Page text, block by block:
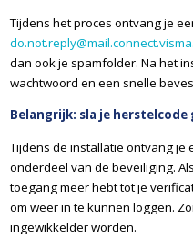
Tijdens het proces ontvang je
dan ook je spamfolder. Na het
wachtwoord en een snelle
Belangrijk: sla je herstelcode
Tijdens de installatie ontvang je
onderdeel van de beveiliging.
toegang meer hebt tot je
om weer in te kunnen loggen.
ingewikkelder worden.